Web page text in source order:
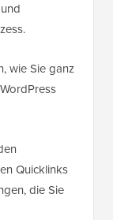
wie Sie ganz
Quicklinks
die Sie